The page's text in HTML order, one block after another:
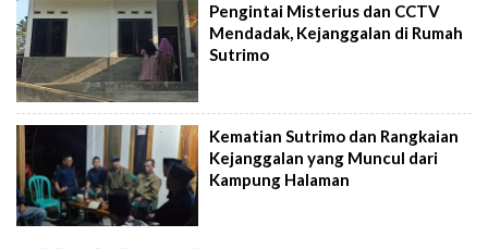
Pengintai Misterius dan CCTV
Mendadak, Kejanggalan di Rumah
Sutrimo
Kematian Sutrimo dan Rangkaian
Kejanggalan yang Muncul dari
Kampung Halaman